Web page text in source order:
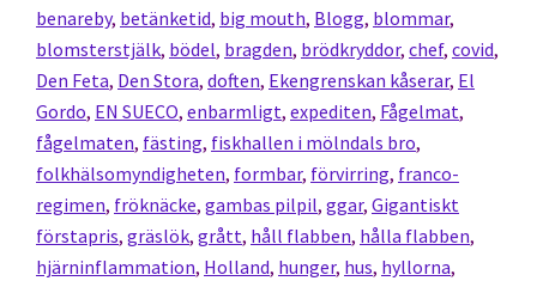
benareby, betänketid, big mouth, Blogg, blommar,
blomsterstjälk, bödel, bragden, brödkryddor, chef, covid,
Den Feta, Den Stora, doften, Ekengrenskan kåserar, El
Gordo, EN SUECO, enbarmligt, expediten, Fågelmat,
fågelmaten, fästing, fiskhallen i mölndals bro,
folkhälsomyndigheten, formbar, förvirring, franco-
regimen, fröknäcke, gambas pilpil, ggar, Gigantiskt
förstapris, gräslök, grått, håll flabben, hålla flabben,
hjärninflammation, Holland, hunger, hus, hyllorna,